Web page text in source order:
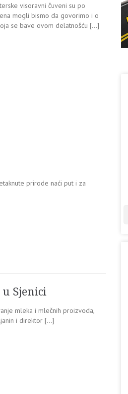
visoravni čuveni su po
mogli bismo da govorimo i o
se bave ovom delatnošću […]
prirode naći put i za
Sjenici
mleka i mlečnih proizvoda,
i direktor […]